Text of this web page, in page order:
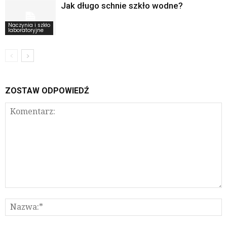
Naczynia i szkło
laboratoryjne
Jak długo schnie szkło wodne?
ZOSTAW ODPOWIEDŹ